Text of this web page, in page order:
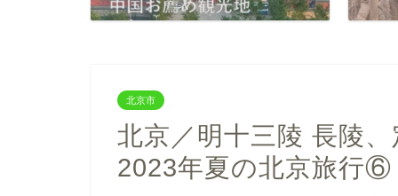
北京市
北京／明十三陵 長陵
2023年夏の北京旅行⑥